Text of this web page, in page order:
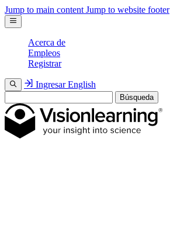
Jump to main content Jump to website footer
Acerca de
Empleos
Registrar
Ingresar English
Búsqueda